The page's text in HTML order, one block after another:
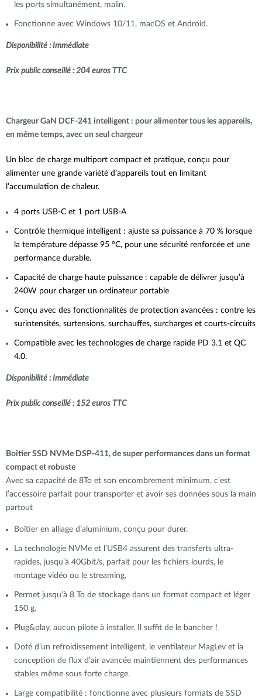
les ports simultanément, malin.
Fonctionne avec Windows 10/11, macOS et Android.
Disponibilité : Immédiate
Prix public conseillé : 204 euros TTC
Chargeur GaN DCF-241 intelligent : pour alimenter tous les appareils,
en même temps, avec un seul chargeur
Un bloc de charge multiport compact et pratique, conçu pour
alimenter une grande variété d’appareils tout en limitant
l’accumulation de chaleur.
4 ports USB-C et 1 port USB-A
Contrôle thermique intelligent : ajuste sa puissance à 70 % lorsque
la température dépasse 95 °C, pour une sécurité renforcée et une
performance durable.
Capacité de charge haute puissance : capable de délivrer jusqu’à
240W pour charger un ordinateur portable
Conçu avec des fonctionnalités de protection avancées : contre les
surintensités, surtensions, surchauffes, surcharges et courts-circuits
Compatible avec les technologies de charge rapide PD 3.1 et QC
4.0.
Disponibilité : Immédiate
Prix public conseillé : 152 euros TTC
Boîtier SSD NVMe DSP-411, de super performances dans un format
compact et robuste
Avec sa capacité de 8To et son encombrement minimum, c’est
l’accessoire parfait pour transporter et avoir ses données sous la main
partout
Boîtier en alliage d’aluminium, conçu pour durer.
La technologie NVMe et l’USB4 assurent des transferts ultra-
rapides, jusqu’à 40Gbit/s, parfait pour les fichiers lourds, le
montage vidéo ou le streaming.
Permet jusqu’à 8 To de stockage dans un format compact et léger
150 g.
Plug&play, aucun pilote à installer. Il suffit de le bancher !
Doté d’un refroidissement intelligent, le ventilateur MagLev et la
conception de flux d’air avancée maintiennent des performances
stables même sous forte charge.
Large compatibilité : fonctionne avec plusieurs formats de SSD